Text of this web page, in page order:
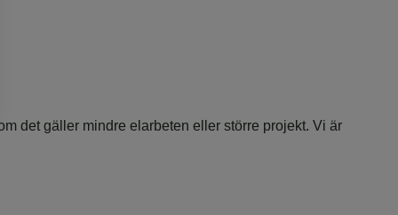
det gäller mindre elarbeten eller större projekt. Vi är